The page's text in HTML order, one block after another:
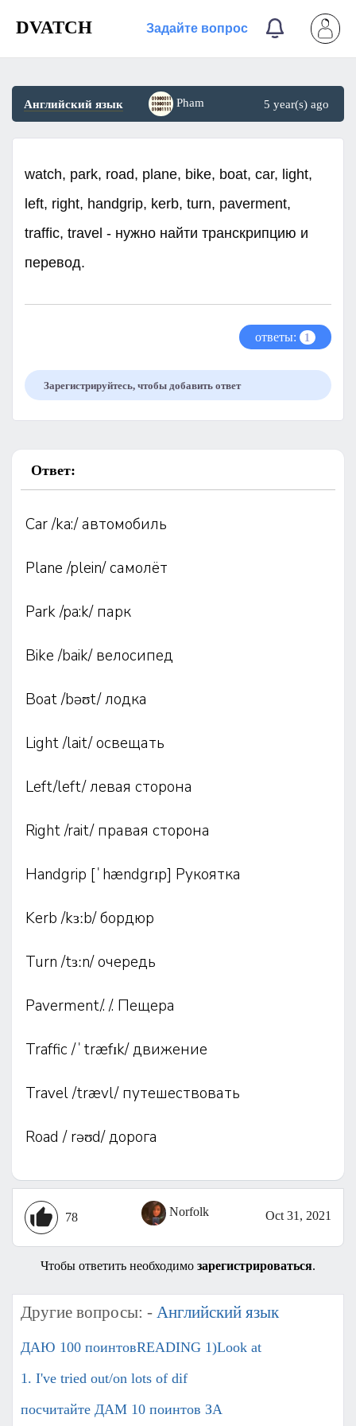
DVATCH Задайте вопрос
Английский язык Pham 5 year(s) ago
watch, park, road, plane, bike, boat, car, light,
left, right, handgrip, kerb, turn, paverment,
traffic, travel - нужно найти транскрипцию и
перевод.
ответы: 1
Зарегистрируйтесь, чтобы добавить ответ
Ответ:
Car /ka:/ автомобиль
Plane /plein/ самолёт
Park /pa:k/ парк
Bike /baik/ велосипед
Boat /bəʊt/ лодка
Light /lait/ освещать
Left/left/ левая сторона
Right /rait/ правая сторона
Handgrip [ˈhændgrɪp] Рукоятка
Kerb /kɜːb/ бордюр
Turn /tɜːn/ очередь
Paverment/. /. Пещера
Traffic /ˈtræfɪk/ движение
Travel /trævl/ путешествовать
Road / rəʊd/ дорога
78 Norfolk Oct 31, 2021
Чтобы ответить необходимо зарегистрироваться.
Другие вопросы: - Английский язык
ДАЮ 100 поинтовREADING 1)Look at
1. I've tried out/on lots of dif
посчитайте ДАМ 10 поинтов ЗА